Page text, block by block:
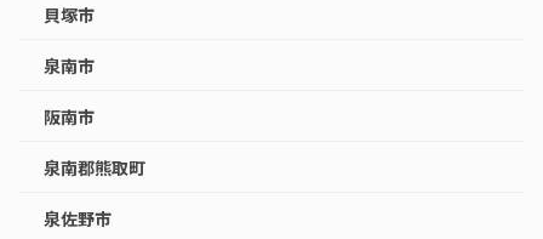
貝塚市
泉南市
阪南市
泉南郡熊取町
泉佐野市